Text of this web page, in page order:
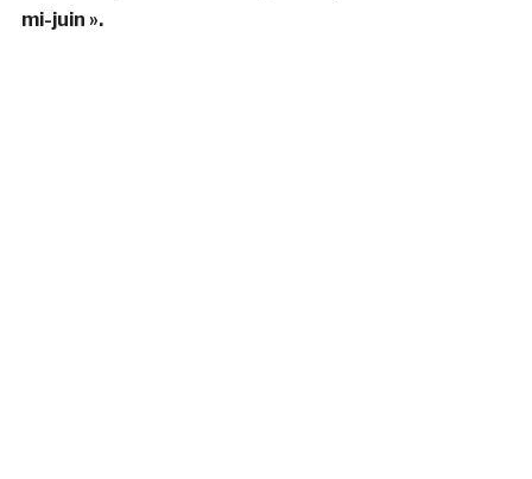
mi-juin ».